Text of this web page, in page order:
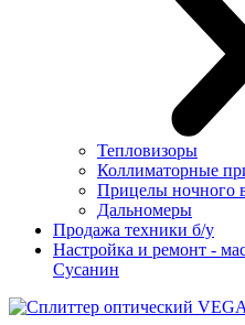
Тепловизоры
Коллиматорные
Прицелы ночного
Дальномеры
Продажа техники б/у
Настройка и ремонт -
Сусанин